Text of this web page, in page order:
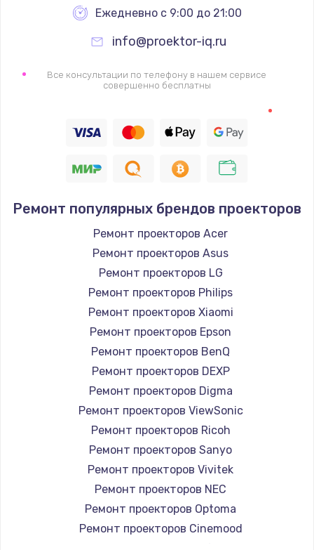
1120 руб.
Заказать
Замена видеочипа
910 руб.
Заказать
Ремонт подсветки
1150 руб.
Заказать
Настройка ОС
1320 руб.
Заказать
Чистка от пыли
990 руб.
Заказать
Замена жесткого диска
Заказать
Ежедневно с 9:00 до 21:00
info@proektor-iq.ru
Все консультации по телефону в нашем сервисе
совершенно бесплатны
Ремонт популярных брендов проекторов
Ремонт проекторов Acer
Ремонт проекторов Asus
Ремонт проекторов LG
Ремонт проекторов Philips
Ремонт проекторов Xiaomi
Ремонт проекторов Epson
Ремонт проекторов BenQ
Ремонт проекторов DEXP
Ремонт проекторов Digma
Ремонт проекторов ViewSonic
Ремонт проекторов Ricoh
Ремонт проекторов Sanyo
Ремонт проекторов Vivitek
Ремонт проекторов NEC
Ремонт проекторов Optoma
Ремонт проекторов Cinemood